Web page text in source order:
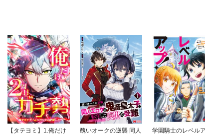
【タテヨミ】1.俺だけ
醜いオークの逆襲 同人
学園騎士のレベル